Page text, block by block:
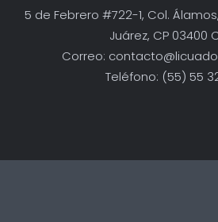
5 de Febrero #722-1, Col.
Juárez, CP 03400
Correo:
Teléfono: (55) 55